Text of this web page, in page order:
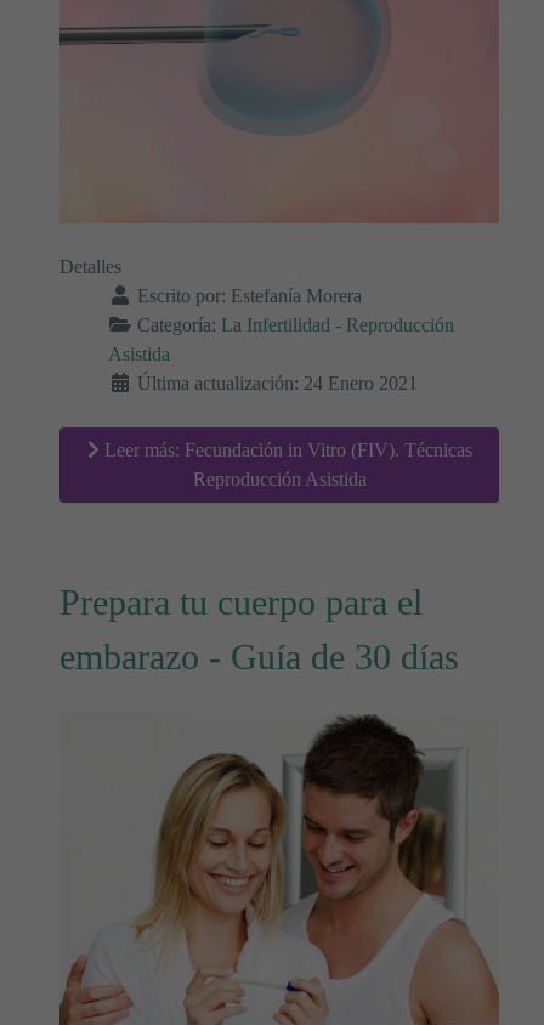
Detalles
Escrito por: Estefanía Morera
Categoría: La Infertilidad - Reproducción
Asistida
Última actualización: 24 Enero 2021
Leer más: Fecundación in Vitro (FIV). Técnicas
Reproducción Asistida
Prepara tu cuerpo para el
embarazo - Guía de 30 días